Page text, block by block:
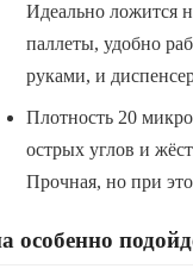
Идеально ложится
паллеты, удобно
руками, и
Плотность 20
острых углов и
Прочная, но при
особенно